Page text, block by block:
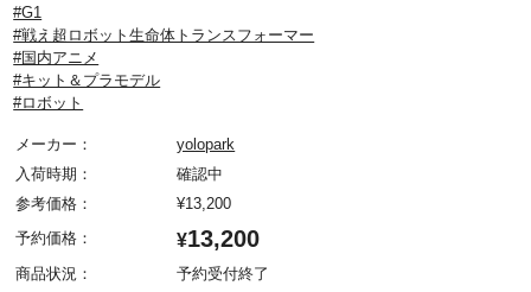
#G1
#戦え超ロボット生命体トランスフォーマー
#国内アニメ
#キット＆プラモデル
#ロボット
メーカー：
yolopark
入荷時期：
確認中
参考価格：
¥13,200
予約価格：
¥13,200
商品状況：
予約受付終了